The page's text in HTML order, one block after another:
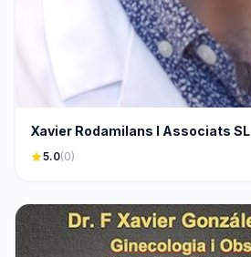
Xavier Rodamilans I Associats SL
star5.0(0)